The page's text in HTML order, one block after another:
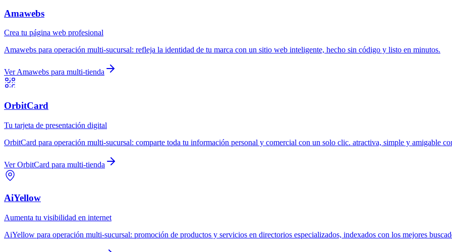
Amawebs
Crea tu página web profesional
Amawebs para operación multi-sucursal: refleja la identidad de tu marca con un sitio web inteligente, hecho sin código y listo en minutos.
VerAmawebs para multi-tienda
OrbitCard
Tu tarjeta de presentación digital
OrbitCard para operación multi-sucursal: comparte toda tu información personal y comercial con un solo clic. atractiva, simple y amigable
VerOrbitCard para multi-tienda
AiYellow
Aumenta tu visibilidad en internet
AiYellow para operación multi-sucursal: promoción de productos y servicios en directorios especializados, indexados con los mejores